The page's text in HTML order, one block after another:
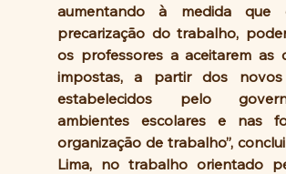
aumentando à medida que
precarização do trabalho,
os professores a aceitarem as
impostas, a partir dos novos
estabelecidos pelo
ambientes escolares e nas
organização de trabalho”,
Lima, no trabalho orientado